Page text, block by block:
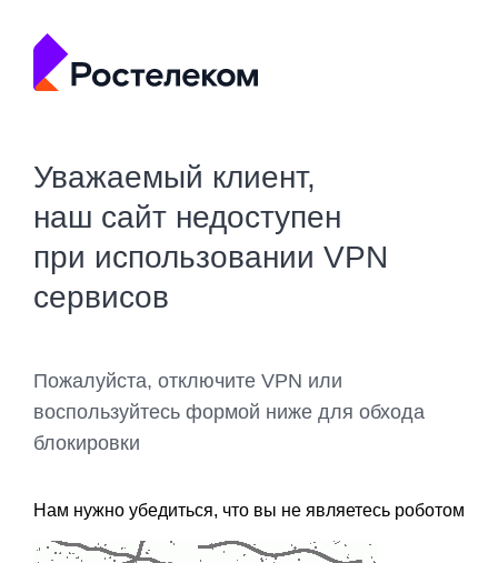
Уважаемый клиент,
наш сайт недоступен
при использовании VPN
сервисов
Пожалуйста, отключите VPN или
воспользуйтесь формой ниже для обхода
блокировки
Нам нужно убедиться, что вы не являетесь роботом